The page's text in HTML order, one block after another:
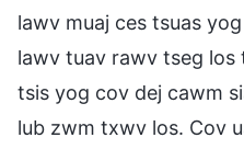
lawv muaj ces tsuas
lawv tuav rawv tseg
tsis yog cov dej cawm
lub zwm txwv los. Cov